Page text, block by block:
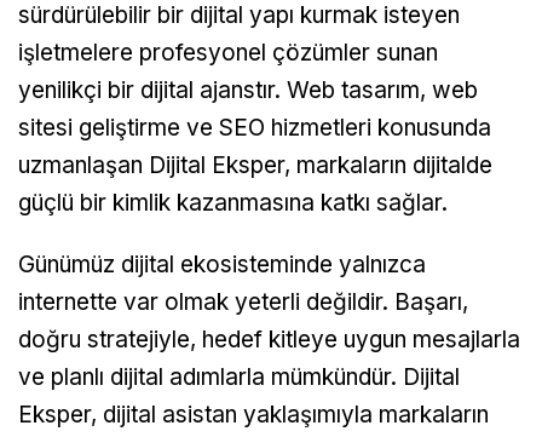
sürdürülebilir bir dijital yapı kurmak isteyen
işletmelere profesyonel çözümler sunan
yenilikçi bir dijital ajanstır. Web tasarım, web
sitesi geliştirme ve SEO hizmetleri konusunda
uzmanlaşan Dijital Eksper, markaların dijitalde
güçlü bir kimlik kazanmasına katkı sağlar.
Günümüz dijital ekosisteminde yalnızca
internette var olmak yeterli değildir. Başarı,
doğru stratejiyle, hedef kitleye uygun mesajlarla
ve planlı dijital adımlarla mümkündür. Dijital
Eksper, dijital asistan yaklaşımıyla markaların